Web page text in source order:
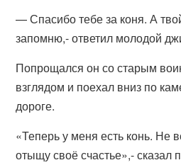
— Спасибо тебе за коня. А
запомню,- ответил молодой
Попрощался он со старым
взглядом и поехал вниз по
дороге.
«Теперь у меня есть конь. Не
отыщу своё счастье»,- сказал